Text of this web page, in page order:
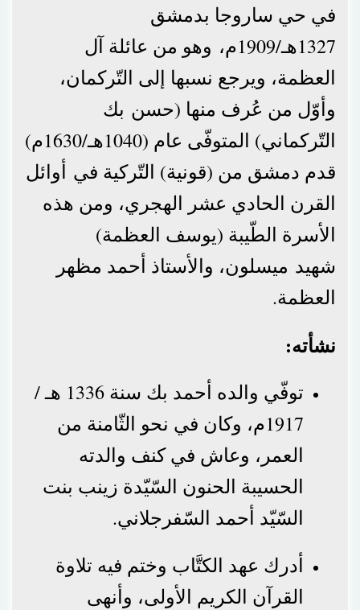
في حي ساروجا بدمشق
1327هـ/1909م، وهو من عائلة آل
العظمة، ويرجع نسبها إلى التّركمان،
وأوّل من عُرف منها (حسن بك
التّركماني) المتوفّى عام (1040هـ/1630م)
قدم دمشق من (قونية) التّركية في أوائل
القرن الحادي عشر الهجري، ومن هذه
الأسرة الطّيبة (يوسف العظمة)
شهيد ميسلون، والأستاذ أحمد مظهر
العظمة.
نشأته:
توفّي والده أحمد بك سنة 1336 هـ /
1917م، وكان في نحو الثّامنة من
العمر، وعاش في كنف والدته
الحسيبة الحنون السّيّدة زينب بنت
السّيّد أحمد السّفرجلاني.
أدرك عهد الكتَّاب وختم فيه تلاوة
القرآن الكريم الأولى، وأنهى